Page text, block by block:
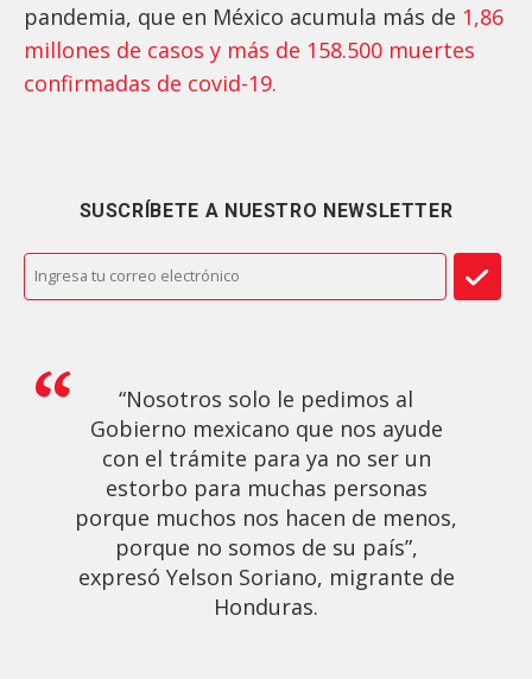
pandemia, que en México acumula más de 1,86
millones de casos y más de 158.500 muertes
confirmadas de covid-19.
SUSCRÍBETE A NUESTRO NEWSLETTER
“Nosotros solo le pedimos al
Gobierno mexicano que nos ayude
con el trámite para ya no ser un
estorbo para muchas personas
porque muchos nos hacen de menos,
porque no somos de su país”,
expresó Yelson Soriano, migrante de
Honduras.